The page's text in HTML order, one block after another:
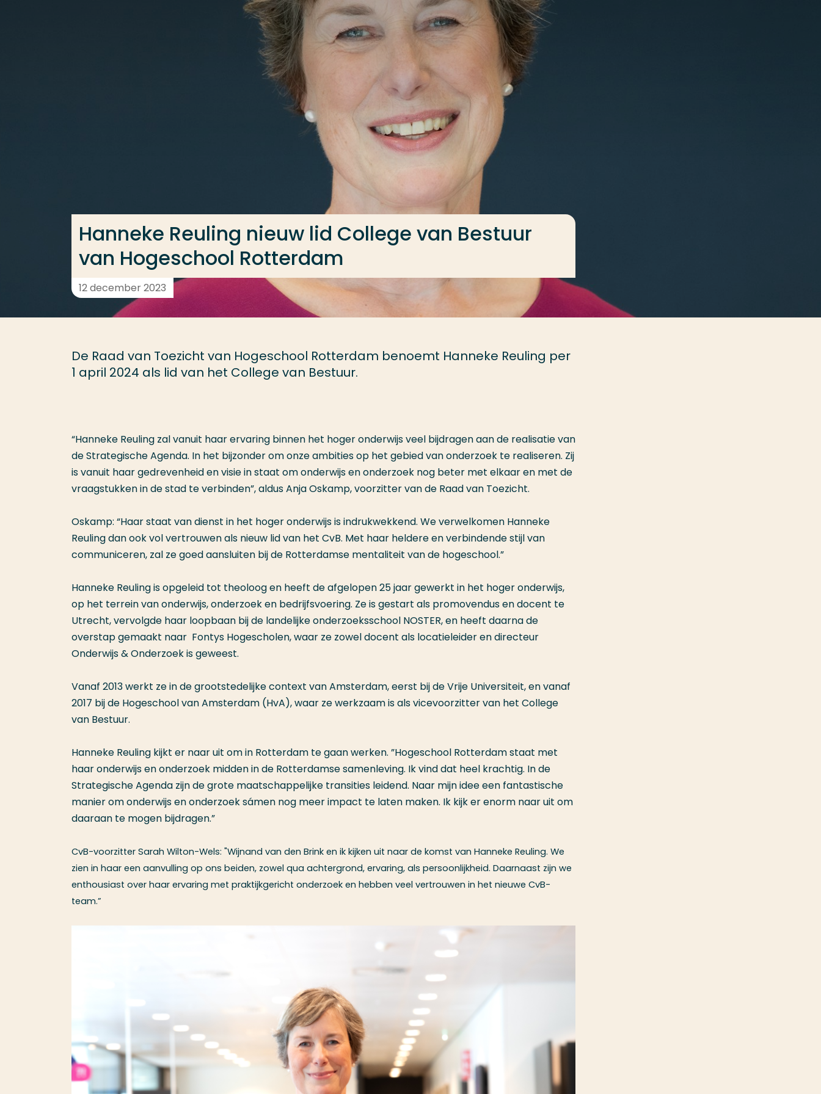
Hanneke Reuling nieuw lid College van Bestuur
van Hogeschool Rotterdam
12 december 2023
De Raad van Toezicht van Hogeschool Rotterdam benoemt Hanneke Reuling per
1 april 2024 als lid van het College van Bestuur.
“Hanneke Reuling zal vanuit haar ervaring binnen het hoger onderwijs veel bijdragen aan de realisatie van
de Strategische Agenda. In het bijzonder om onze ambities op het gebied van onderzoek te realiseren. Zij
is vanuit haar gedrevenheid en visie in staat om onderwijs en onderzoek nog beter met elkaar en met de
vraagstukken in de stad te verbinden”, aldus Anja Oskamp, voorzitter van de Raad van Toezicht.
Oskamp: “Haar staat van dienst in het hoger onderwijs is indrukwekkend. We verwelkomen Hanneke
Reuling dan ook vol vertrouwen als nieuw lid van het CvB. Met haar heldere en verbindende stijl van
communiceren, zal ze goed aansluiten bij de Rotterdamse mentaliteit van de hogeschool.”
Hanneke Reuling is opgeleid tot theoloog en heeft de afgelopen 25 jaar gewerkt in het hoger onderwijs,
op het terrein van onderwijs, onderzoek en bedrijfsvoering. Ze is gestart als promovendus en docent te
Utrecht, vervolgde haar loopbaan bij de landelijke onderzoeksschool NOSTER, en heeft daarna de
overstap gemaakt naar Fontys Hogescholen, waar ze zowel docent als locatieleider en directeur
Onderwijs & Onderzoek is geweest.
Vanaf 2013 werkt ze in de grootstedelijke context van Amsterdam, eerst bij de Vrije Universiteit, en vanaf
2017 bij de Hogeschool van Amsterdam (HvA), waar ze werkzaam is als vicevoorzitter van het College
van Bestuur.
Hanneke Reuling kijkt er naar uit om in Rotterdam te gaan werken. ”Hogeschool Rotterdam staat met
haar onderwijs en onderzoek midden in de Rotterdamse samenleving. Ik vind dat heel krachtig. In de
Strategische Agenda zijn de grote maatschappelijke transities leidend. Naar mijn idee een fantastische
manier om onderwijs en onderzoek sámen nog meer impact te laten maken. Ik kijk er enorm naar uit om
daaraan te mogen bijdragen.”
CvB-voorzitter Sarah Wilton-Wels: "Wijnand van den Brink en ik kijken uit naar de komst van Hanneke Reuling. We
zien in haar een aanvulling op ons beiden, zowel qua achtergrond, ervaring, als persoonlijkheid. Daarnaast zijn we
enthousiast over haar ervaring met praktijkgericht onderzoek en hebben veel vertrouwen in het nieuwe CvB-
team.”